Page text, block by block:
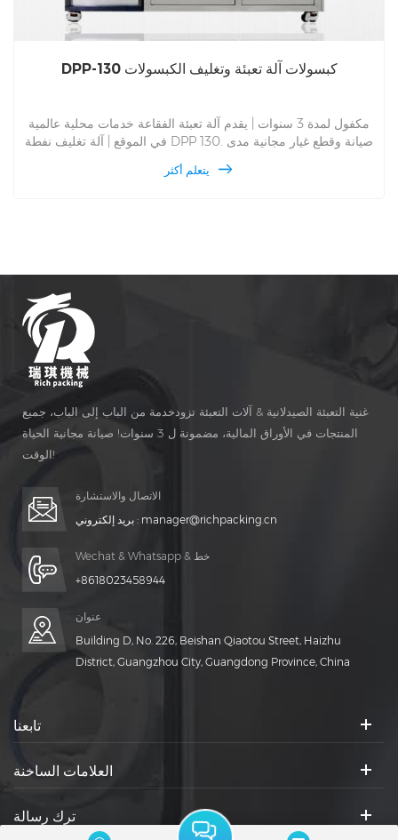
DPP-130 كبسولات آلة تعبئة وتغليف الكبسولات
مكفول لمدة 3 سنوات | يقدم آلة تعبئة الفقاعة خدمات محلية عالمية
في الموقع | آلة تغليف نفطة DPP 130. صيانة وقطع غيار مجانية مدى
يتعلم أكثر
غنية التعبئة الصيدلانية & آلات التعبئة تزودخدمة من الباب إلى الباب، جميع
المنتجات في الأوراق المالية، مضمونة ل 3 سنوات! صيانة مجانية الحياة
الوقت!
الاتصال والاستشارة
بريد إلكتروني : manager@richpacking.cn
Wechat & Whatsapp & خط
+8618023458944
عنوان
Building D, No. 226, Beishan Qiaotou Street, Haizhu
District, Guangzhou City, Guangdong Province, China
تابعنا
العلامات الساخنة
ترك رسالة